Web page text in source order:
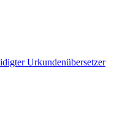
Urkundenübersetzer